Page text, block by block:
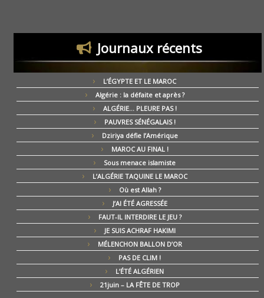
Journaux récents
L’ÉGYPTE ET LE MAROC
Algérie : la défaite et après ?
ALGÉRIE… PLEURE PAS !
PAUVRES SÉNÉGALAIS !
Dziriya défie l’Amérique
MAROC AU FINAL !
Sous menace islamiste
L’ALGÉRIE TAQUINE LE MAROC
Où est Allah ?
J’AI ÉTÉ AGRESSÉE
FAUT-IL INTERDIRE LE JEU ?
JE SUIS ACHRAF HAKIMI
MÉLENCHON BALLON D’OR
PAS DE CLIM !
L’ÉTÉ ALGÉRIEN
21juin – LA FÊTE DE TROP